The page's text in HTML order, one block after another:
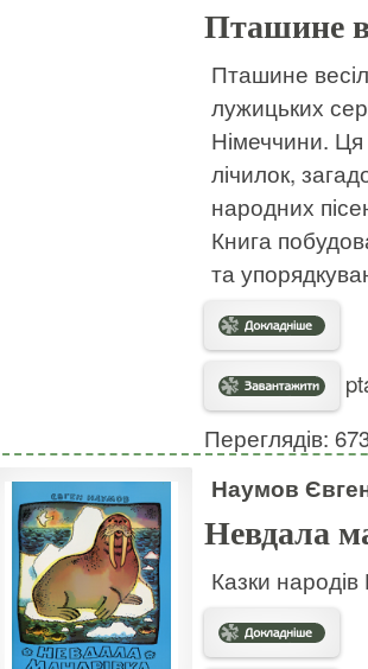
Пташине
Пташине
лужицьких
Німеччини. Ця
лічилок,
народних
Книга
та
Переглядів:
Наумов
Невдала
Казки